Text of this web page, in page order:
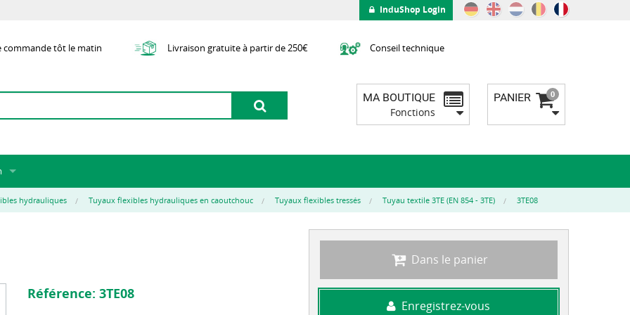
InduShop Login
commande tôt le matin Livraison gratuite à partir de 250€ Conseil technique
PANIER 0
MA BOUTIQUE
Fonctions
externes
nous
hydrauliques Tuyaux flexibles hydrauliques en caoutchouc Tuyaux flexibles tressés Tuyau textile 3TE (EN 854 - 3TE) 3TE08
Référence: 3TE08
Dans le panier
Enregistrez-vous